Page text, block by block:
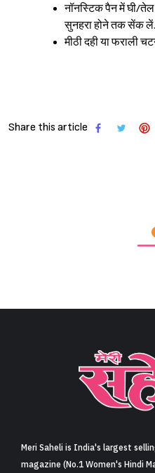
नॉनस्टिक पैन में घी/
सुनहरा होने तक सेंक लें.
मीठी दही या फराली
Share this article
Meri Saheli is India's largest
magazine (No.1 Women's Hindi